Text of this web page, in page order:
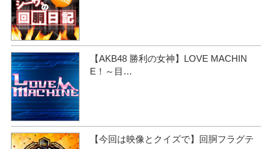
【AKB48 勝利の女神】LOVE MACHIN
E！～目…
【今回は映像とクイズで】回胴フラグテ